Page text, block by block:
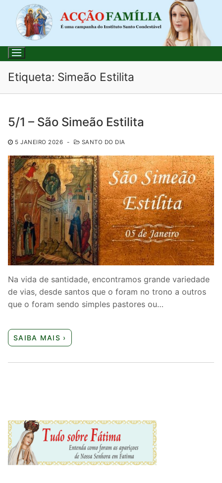
para
conteúdo
por:
Início
Loja
Blog
Santo do Dia
Quem somos nós
Etiqueta: Simeão Estilita
5/1 – São Simeão Estilita
5 JANEIRO 2026 - SANTO DO DIA
Na vida de santidade, encontramos grande variedade
de vias, desde santos que o foram no trono a outros
que o foram sendo simples pastores ou…
SAIBA MAIS ›